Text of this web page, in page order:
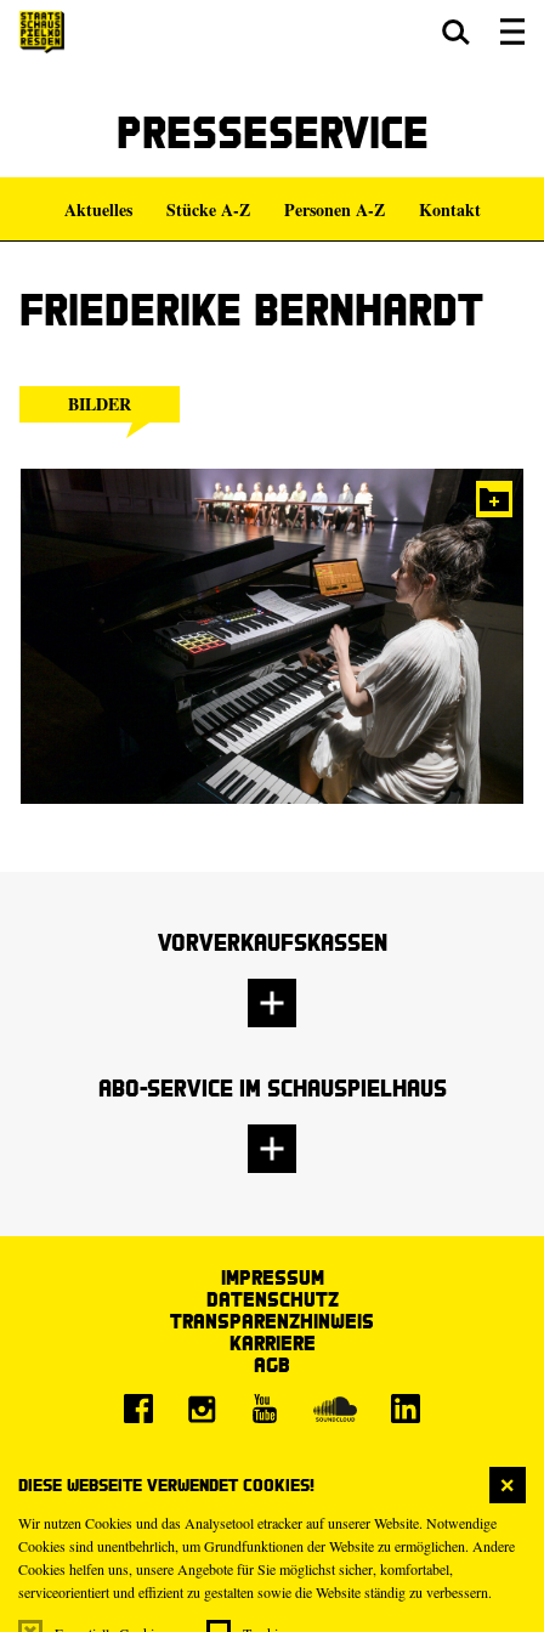
Diese Webseite verwendet Cookies!
Wir nutzen Cookies und das Analysetool etracker auf unserer Website. Notwendige
Cookies sind unentbehrlich, um Grundfunktionen der Website zu ermöglichen. Andere
Cookies helfen uns, unsere Angebote für Sie möglichst sicher, komfortabel,
serviceorientiert und effizient zu gestalten sowie die Website ständig zu verbessern.
Presseservice
Aktuelles Stücke A-Z Personen A-Z Kontakt
Friederike Bernhardt
BILDER
Vorverkaufskassen
Abo-Service im Schauspielhaus
Impressum
Datenschutz
Transparenzhinweis
Karriere
AGB